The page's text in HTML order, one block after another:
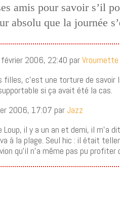
amis pour savoir s’il
absolu que la journée
février 2006, 22:40 parVroumette
filles, c’est une torture de savoir
si ça avait été la cas.
2006, 17:07 par Jazz
Loup, il y a un an et demi, il m’a
à la plage. Seul hic : il était
qu’il n’a même pas pu profiter